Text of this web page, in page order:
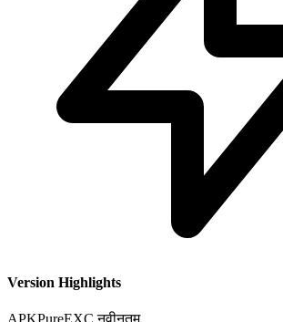
Version Highlights
APKPureEXC नवीनतम